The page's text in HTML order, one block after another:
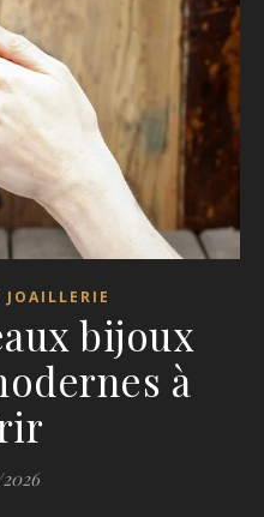
bijoux
à